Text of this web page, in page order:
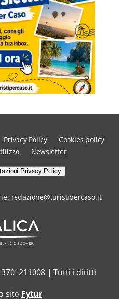
Privacy Policy
Cookies policy
Newsletter
Privacy Policy
redazione@turistipercaso.it
| Tutti i diritti
sito Fytur